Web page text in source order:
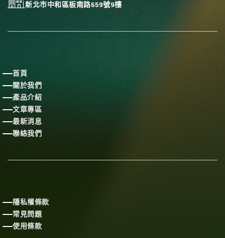
新北市中和區板南路659號9樓
首頁
關於我們
產品介紹
文章專區
最新消息
聯絡我們
隱私權條款
常見問題
使用條款